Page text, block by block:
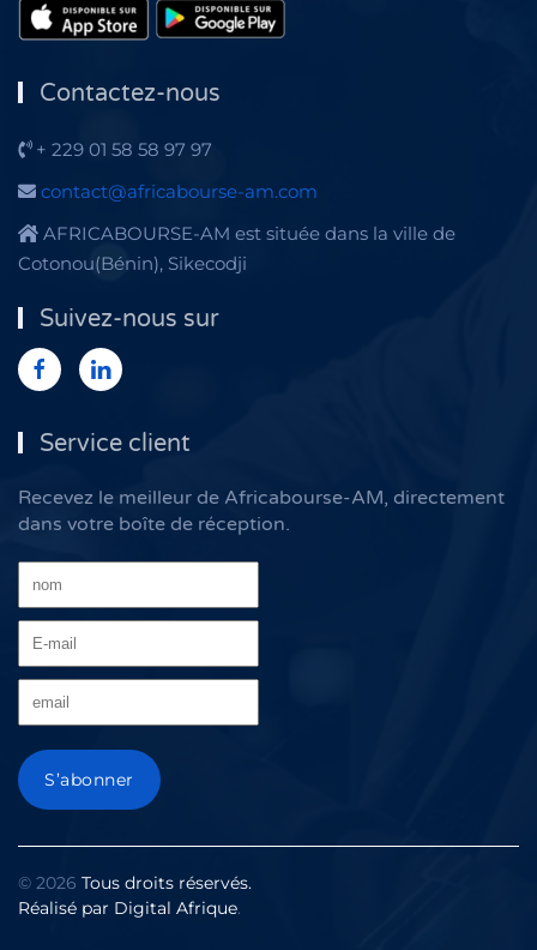
Contactez-nous
+ 229 01 58 58 97 97
contact@africabourse-am.com
AFRICABOURSE-AM est située dans la ville de
Cotonou(Bénin), Sikecodji
Suivez-nous sur
Service client
Recevez le meilleur de Africabourse-AM, directement
dans votre boîte de réception.
© 2026 Tous droits réservés.
Réalisé par Digital Afrique.